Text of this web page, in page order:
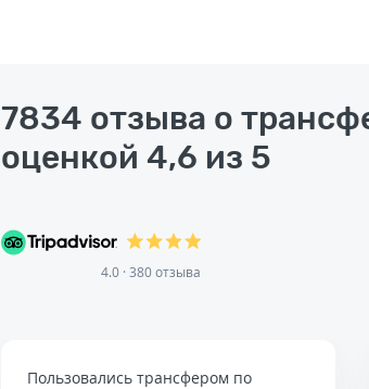
7834 отзыва о
оценкой 4,6 из 5
4.0 · 380 отзыва
Пользовались трансфером по